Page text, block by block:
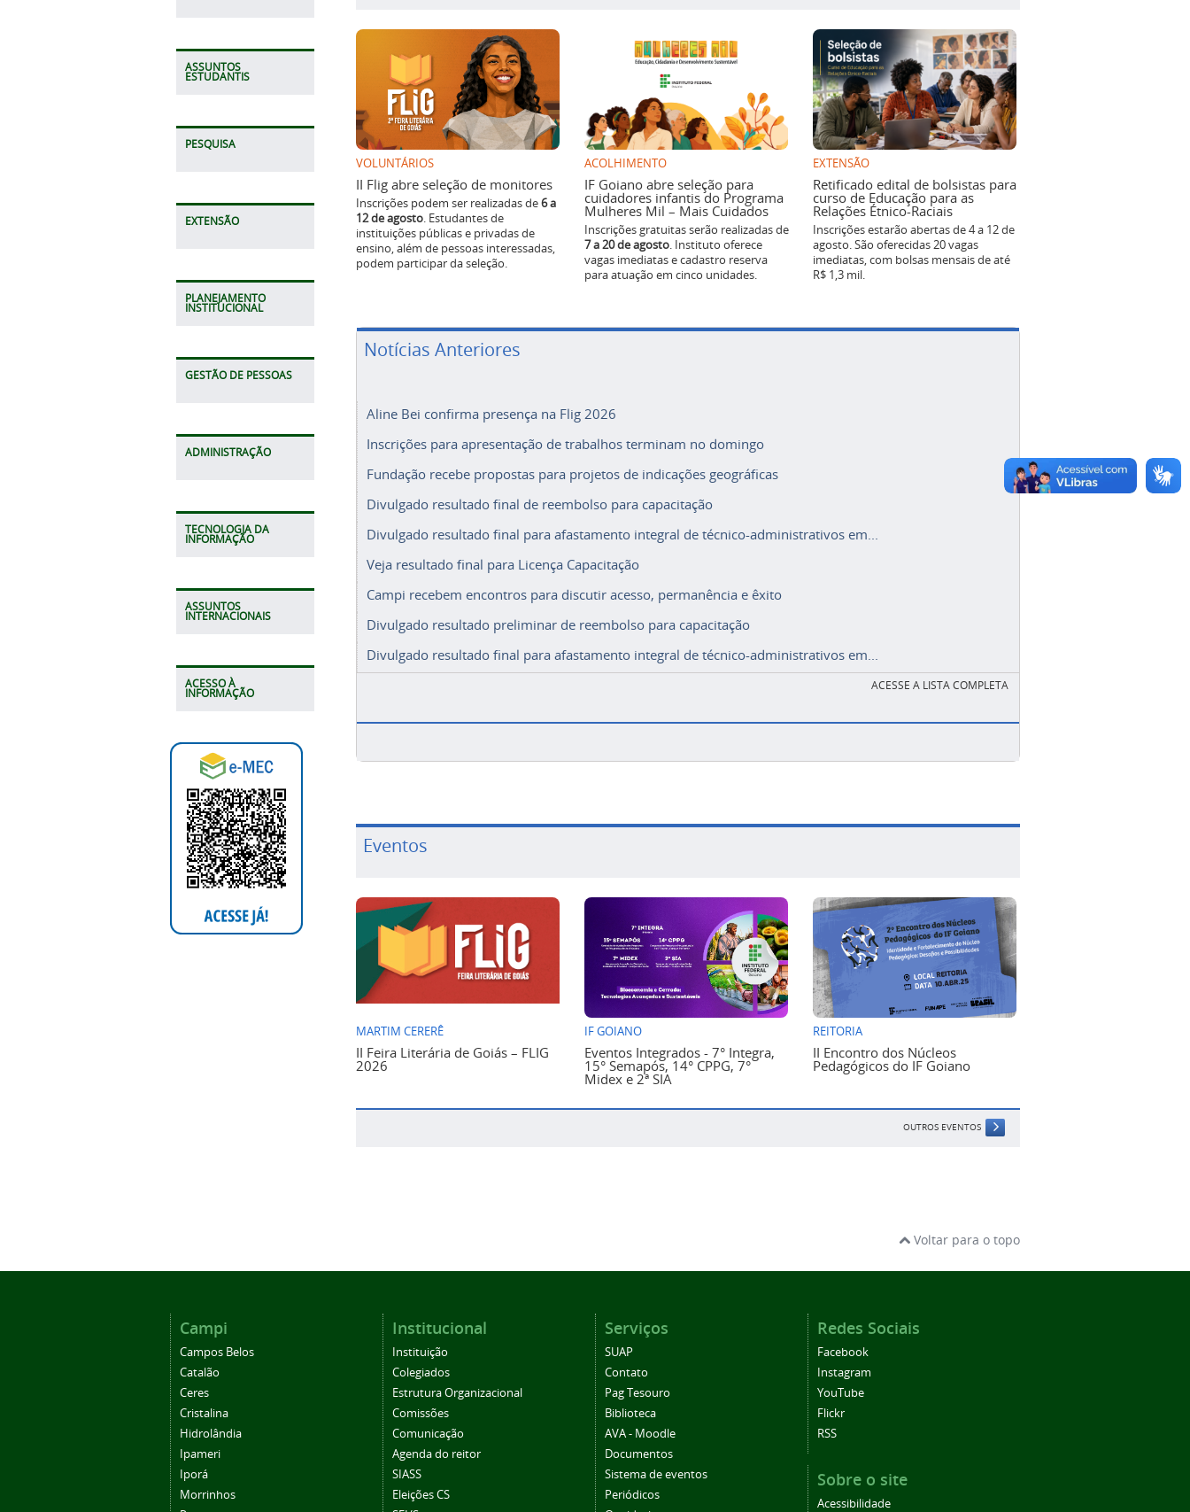
ASSUNTOS
ESTUDANTIS
PESQUISA
EXTENSÃO
PLANEJAMENTO
INSTITUCIONAL
GESTÃO DE PESSOAS
ADMINISTRAÇÃO
TECNOLOGIA DA
INFORMAÇÃO
ASSUNTOS
INTERNACIONAIS
ACESSO À
INFORMAÇÃO
VOLUNTÁRIOS
II Flig abre seleção de monitores
Inscrições podem ser realizadas de6 a
12 de agosto. Estudantes de
instituições públicas e privadas de
ensino, além de pessoas interessadas,
podem participar da seleção.
ACOLHIMENTO
IF Goiano abre seleção para
cuidadores infantis do Programa
Mulheres Mil – Mais Cuidados
Inscrições gratuitas serão realizadas de
7 a 20 de agosto. Instituto oferece
vagas imediatas e cadastro reserva
para atuação em cinco unidades.
EXTENSÃO
Retificado edital de bolsistas para
curso de Educação para as
Relações Étnico-Raciais
Inscrições estarão abertas de 4 a 12 de
agosto. São oferecidas 20 vagas
imediatas, com bolsas mensais de até
R$ 1,3 mil.
Notícias Anteriores
Aline Bei confirma presença na Flig 2026
Inscrições para apresentação de trabalhos terminam no domingo
Fundação recebe propostas para projetos de indicações geográficas
Divulgado resultado final de reembolso para capacitação
Divulgado resultado final para afastamento integral de técnico-administrativos em...
Veja resultado final para Licença Capacitação
Campi recebem encontros para discutir acesso, permanência e êxito
Divulgado resultado preliminar de reembolso para capacitação
Divulgado resultado final para afastamento integral de técnico-administrativos em...
ACESSE A LISTA COMPLETA
Eventos
MARTIM CERERÊ
II Feira Literária de Goiás – FLIG
2026
IF GOIANO
Eventos Integrados - 7° Integra,
15° Semapós, 14° CPPG, 7°
Midex e 2ª SIA
REITORIA
II Encontro dos Núcleos
Pedagógicos do IF Goiano
OUTROS EVENTOS
Voltar para o topo
Campi
Campos Belos
Catalão
Ceres
Cristalina
Hidrolândia
Ipameri
Iporá
Morrinhos
Institucional
Instituição
Colegiados
Estrutura Organizacional
Comissões
Comunicação
Agenda do reitor
SIASS
Eleições CS
Serviços
SUAP
Contato
Pag Tesouro
Biblioteca
AVA - Moodle
Documentos
Sistema de eventos
Periódicos
Redes Sociais
Facebook
Instagram
YouTube
Flickr
RSS
Sobre o site
Acessibilidade